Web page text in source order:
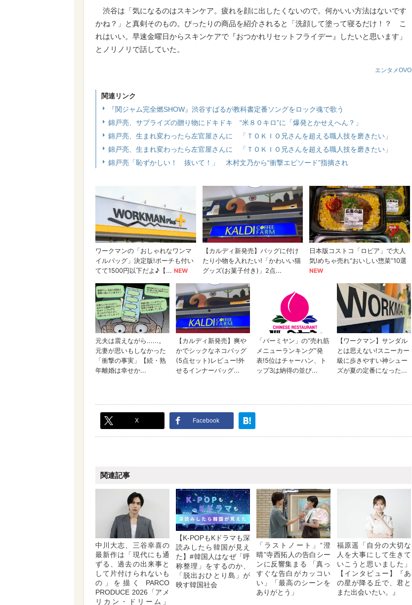
渋谷は「気になるのはスキンケア。疲れを顔に出したくないので。何かいい方法はないです
かね？」と真剣そのもの。ぴったりの商品を紹介されると「洗顔して塗って寝るだけ！？ こ
れはいい。早速金曜日からスキンケアで『おつかれリセットフライデー』したいと思います」
とノリノリで話していた。
エンタメOVO
関連リンク
『関ジャム完全燃SHOW』渋谷すばるが教科書定番ソングをロック魂で歌う
錦戸亮、サプライズの贈り物にドキドキ “米８０キロ”に「爆発とかせえへん？」
錦戸亮、生まれ変わったら左官屋さんに 「ＴＯＫＩＯ兄さんを超える職人技を磨きたい」
錦戸亮、生まれ変わったら左官屋さんに 「ＴＯＫＩＯ兄さんを超える職人技を磨きたい」
錦戸亮「恥ずかしい！ 抜いて！」 木村文乃から“衝撃エピソード”指摘され
X Facebook
関連記事
中川大志、三谷幸喜の
最新作は「現代にも通
ずる、過去の出来事と
して片付けられないも
の」を描く PARCO
PRODUCE 2026「アメ
リカン・ドリーム」
【K-POPもKドラマも深
読みしたら韓国が見え
た】#韓国人はなぜ「呼
称整理」をするのか、
「脱出おひとり島」が
映す韓国社会
「ラストノート」“澄
晴”寺西拓人の告白シー
ンに反響集まる 「真っ
すぐな告白がカッコい
い」「最高のシーンを
ありがとう」
福原遥「自分の大切な
人を大事にして生きて
いこうと思いました」
【インタビュー】『あ
の星が降る丘で、君と
また出会いたい。』